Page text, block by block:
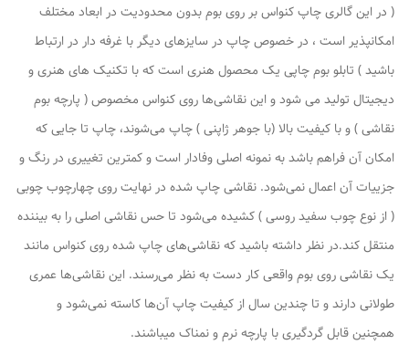
( در این گالری چاپ کنواس بر روی بوم بدون محدودیت در ابعاد مختلف
امکانپذیر است ، در خصوص چاپ در سایزهای دیگر با غرفه دار در ارتباط
باشید ) تابلو بوم چاپی یک محصول هنری است که با تکنیک های هنری و
دیجیتال تولید می شود و این نقاشی‌ها روی کنواس مخصوص ( پارچه بوم
نقاشی ) و با کیفیت بالا (با جوهر ژاپنی ) چاپ می‌شوند، چاپ تا جایی که
امکان آن فراهم باشد به نمونه اصلی وفادار است و کمترین تغییری در رنگ و
جزییات آن اعمال نمی‌شود. نقاشی چاپ شده در نهایت روی چهارچوب چوبی
( از نوع چوب سفید روسی ) کشیده می‌شود تا حس نقاشی اصلی را به بیننده
منتقل کند.در نظر داشته باشید که نقاشی‌های چاپ شده روی کنواس مانند
یک نقاشی روی بوم واقعی کار دست به نظر می‌رسند. این نقاشی‌ها عمری
طولانی دارند و تا چندین سال از کیفیت چاپ آن‌ها کاسته نمی‌شود و
همچنین قابل گردگیری با پارچه نرم و نمناک میباشند.